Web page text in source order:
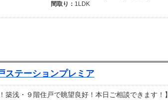
間取り： 1LDK
ステーションプレミア
築浅・９階住戸で眺望良好！本日ご相談できます！】